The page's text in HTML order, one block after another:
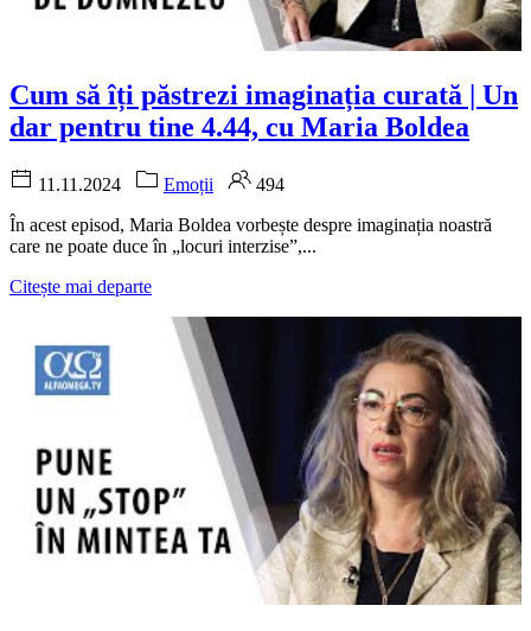
Cum să îți păstrezi imaginația curată | Un
dar pentru tine 4.44, cu Maria Boldea
11.11.2024 Emoții
494
În acest episod, Maria Boldea vorbește despre imaginația noastră
care ne poate duce în „locuri interzise”,...
Citește mai departe